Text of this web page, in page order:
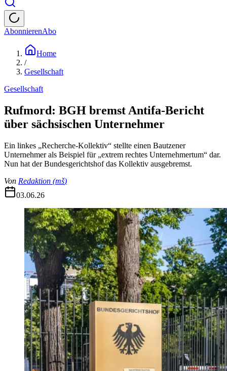
AbonnierenAbo
Home
/
Gesellschaft
Gesellschaft
Rufmord: BGH bremst Antifa-Bericht
über sächsischen Unternehmer
Ein linkes „Recherche-Kollektiv“ stellte einen Bautzener
Unternehmer als Beispiel für „extrem rechtes Unternehmertum“ dar.
Nun hat der Bundesgerichtshof das Kollektiv ausgebremst.
Von Redaktion (mš)
03.06.26